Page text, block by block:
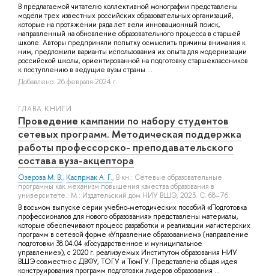
В предлагаемой читателю коллективной монографии представлены
модели трех известных российских образовательных организаций,
которые на протяжении ряда лет вели инновационный поиск,
направленный на обновление образовательного процесса в старшей
школе. Авторы предприняли попытку осмыслить причины внимания к
ним, предложили варианты использования их опыта для модернизации
российской школы, ориентированной на подготовку старшеклассников
к поступлению в ведущие вузы страны ...
Добавлено: 26 февраля 2024 г.
ГЛАВА КНИГИ
Проведение кампании по набору студентов
сетевых программ. Методическая поддержка
работы профессорско- преподавательского
состава вуза-акцептора
Озерова М. В., Каспржак А. Г., В кн.: Сетевые образовательные
программы как механизм повышения качества образования в
университете.: М.: Издательский дом НИУ ВШЭ, 2023. С. 68–76.
В восьмом выпуске серии учебно-методических пособий «Подготовка
профессионалов для нового образования» представлены материалы,
которые обеспечивают процесс разработки и реализации магистерских
программ в сетевой форме «Управление образованием» (направление
подготовки 38.04.04 «Государственное и муниципальное
управление»), с 2020 г. реализуемых Институтом образования НИУ
ВШЭ совместно с ДВФУ, ТОГУ и ТюмГУ. Представлена общая идея
конструирования программ подготовки лидеров образования ...